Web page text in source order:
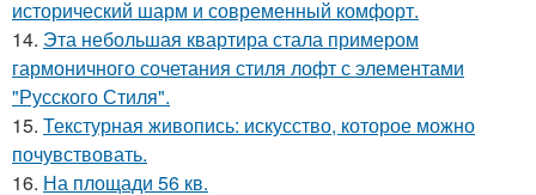
исторический шарм и современный комфорт.
14. Эта небольшая квартира стала примером
гармоничного сочетания стиля лофт с элементами
"Русского Стиля".
15. Текстурная живопись: искусство, которое можно
почувствовать.
16. На площади 56 кв.